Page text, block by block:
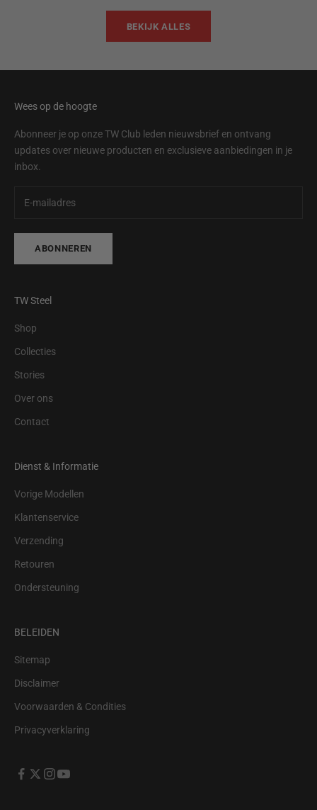
BEKIJK ALLES
Wees op de hoogte
Abonneer je op onze TW Club leden nieuwsbrief en ontvang
updates over nieuwe producten en exclusieve aanbiedingen in je
inbox.
ABONNEREN
TW Steel
Shop
Collecties
Stories
Over ons
Contact
Dienst & Informatie
Vorige Modellen
Klantenservice
Verzending
Retouren
Ondersteuning
BELEIDEN
Sitemap
Disclaimer
Voorwaarden & Condities
Privacyverklaring